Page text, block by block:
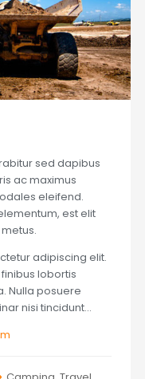
sed dapibus
ac maximus
eleifend.
est elit
adipiscing elit.
lobortis
Nulla posuere
nisi tincidunt…